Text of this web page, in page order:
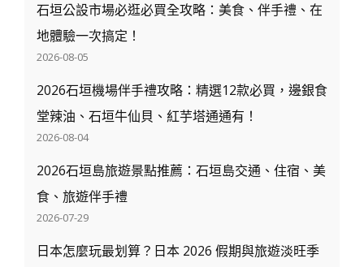
石垣公設市場必逛必買全攻略：美食、伴手禮、在
地體驗一次搞定！
2026-08-05
2026石垣機場伴手禮攻略：精選12款必買，邊銀食
堂辣油、石垣牛仙貝、紅芋塔通通有！
2026-08-04
2026石垣島旅遊景點推薦：石垣島交通、住宿、美
食、旅遊伴手禮
2026-07-29
日本怎麼玩最划算？日本 2026 假期與旅遊淡旺季